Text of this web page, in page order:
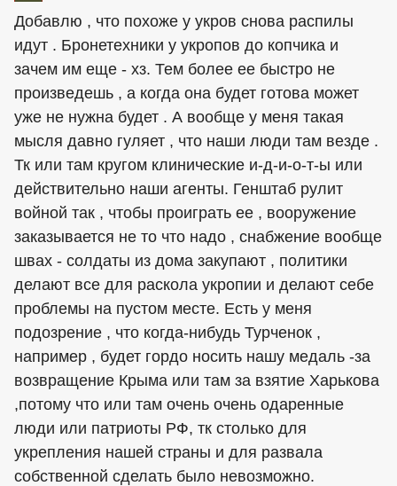
Добавлю , что похоже у укров снова распилы
идут . Бронетехники у укропов до копчика и
зачем им еще - хз. Тем более ее быстро не
произведешь , а когда она будет готова может
уже не нужна будет . А вообще у меня такая
мысля давно гуляет , что наши люди там везде .
Тк или там кругом клинические и-д-и-о-т-ы или
действительно наши агенты. Генштаб рулит
войной так , чтобы проиграть ее , вооружение
заказывается не то что надо , снабжение вообще
швах - солдаты из дома закупают , политики
делают все для раскола укропии и делают себе
проблемы на пустом месте. Есть у меня
подозрение , что когда-нибудь Турченок ,
например , будет гордо носить нашу медаль -за
возвращение Крыма или там за взятие Харькова
,потому что или там очень очень одаренные
люди или патриоты РФ, тк столько для
укрепления нашей страны и для развала
собственной сделать было невозможно.